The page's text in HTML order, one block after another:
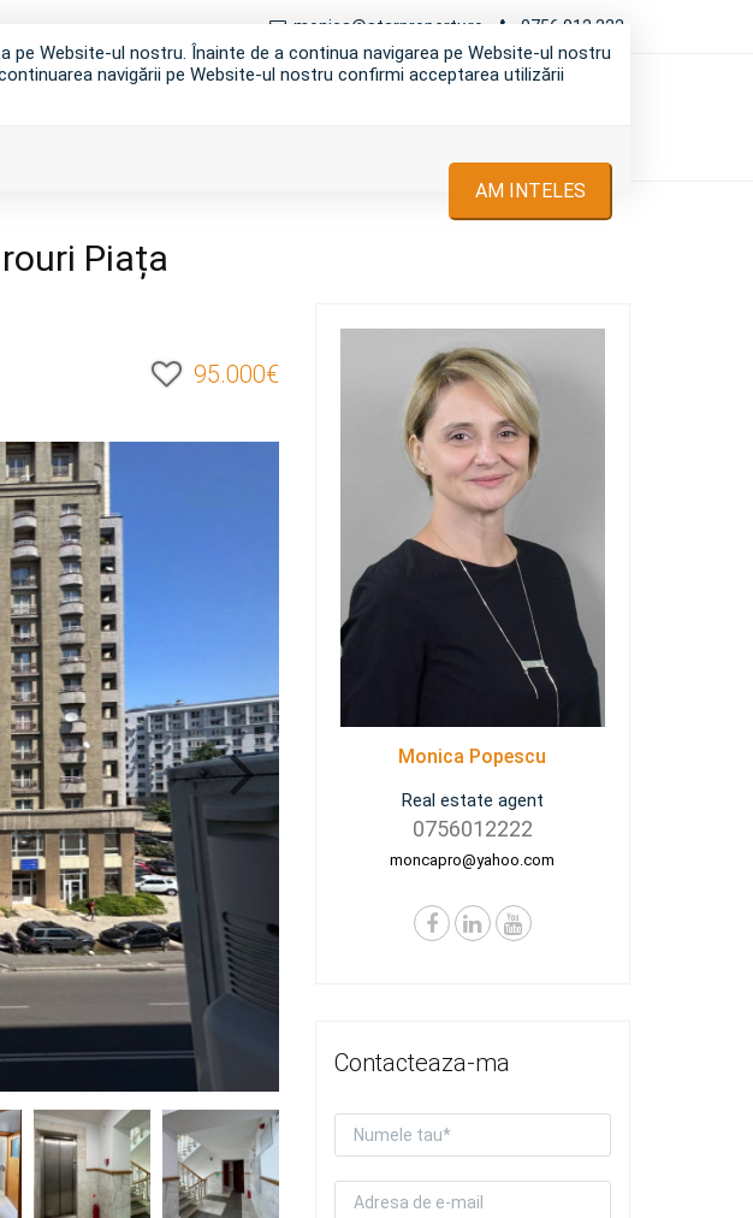
Website-ul nostru. Înainte de a continua navigarea pe Website-ul nostru
navigării pe Website-ul nostru confirmi acceptarea utilizării
AM INTELES
monica@starproperty.ro 0756 012 222
Piața
95.000€
Monica Popescu
Real estate agent
0756012222
moncapro@yahoo.com
Contacteaza-ma